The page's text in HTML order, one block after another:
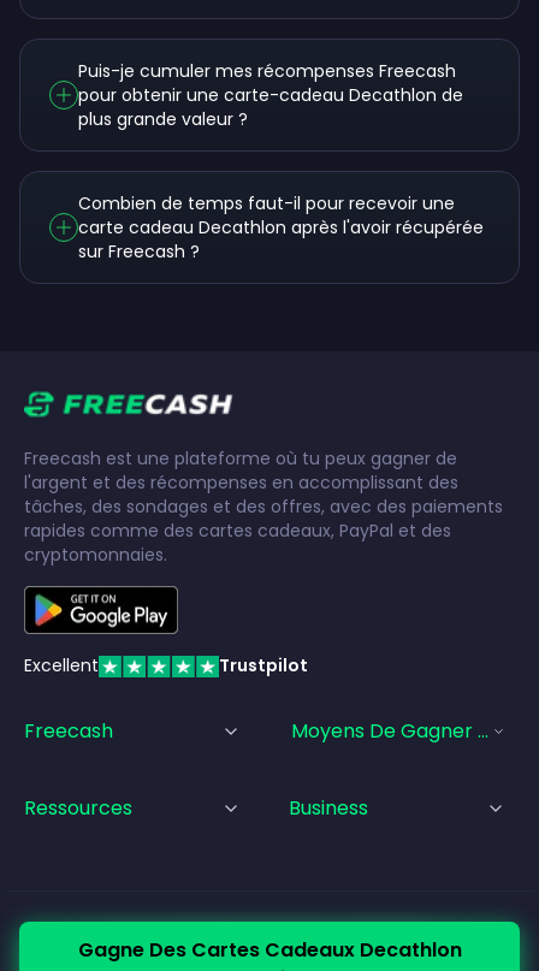
Puis-je cumuler mes récompenses Freecash
pour obtenir une carte-cadeau Decathlon de
plus grande valeur ?
Combien de temps faut-il pour recevoir une
carte cadeau Decathlon après l'avoir récupérée
sur Freecash ?
Gagne Des Cartes Cadeaux Decathlon
Freecash est une plateforme où tu peux gagner de
l'argent et des récompenses en accomplissant des
tâches, des sondages et des offres, avec des paiements
rapides comme des cartes cadeaux, PayPal et des
cryptomonnaies.
Excellent Trustpilot
Freecash Moyens De Gagner De
Ressources Business
© Freecash2026•Conditions d'utilisation
Politique de confidentialité Politique relative aux cookies